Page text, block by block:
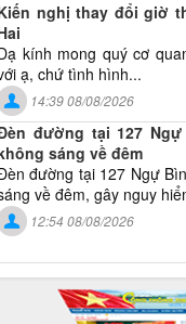
nghị thay đổi giờ
kính mong quý cơ
ạ, chứ tình hình...
14:39 08/08/2026
đường tại 127
sáng về đêm
đường tại 127 Ngự
về đêm, gây nguy
12:54 08/08/2026